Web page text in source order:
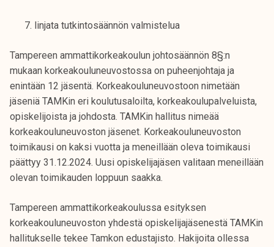
linjata tutkintosäännön valmistelua
Tampereen ammattikorkeakoulun johtosäännön 8§:n
mukaan korkeakouluneuvostossa on puheenjohtaja ja
enintään 12 jäsentä. Korkeakouluneuvostoon nimetään
jäseniä TAMKin eri koulutusaloilta, korkeakoulupalveluista,
opiskelijoista ja johdosta. TAMKin hallitus nimeää
korkeakouluneuvoston jäsenet. Korkeakouluneuvoston
toimikausi on kaksi vuotta ja meneillään oleva toimikausi
päättyy 31.12.2024. Uusi opiskelijajäsen valitaan meneillään
olevan toimikauden loppuun saakka.
Tampereen ammattikorkeakoulussa esityksen
korkeakouluneuvoston yhdestä opiskelijajäsenestä TAMKin
hallitukselle tekee Tamkon edustajisto. Hakijoita ollessa